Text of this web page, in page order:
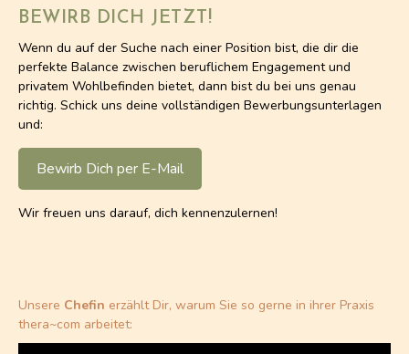
BEWIRB DICH JETZT!
Wenn du auf der Suche nach einer Position bist, die dir die
perfekte Balance zwischen beruflichem Engagement und
privatem Wohlbefinden bietet, dann bist du bei uns genau
richtig. Schick uns deine vollständigen Bewerbungsunterlagen
und:
Bewirb Dich per E-Mail
Wir freuen uns darauf, dich kennenzulernen!
Unsere Chefin erzählt Dir, warum Sie so gerne in ihrer Praxis
thera~com arbeitet: